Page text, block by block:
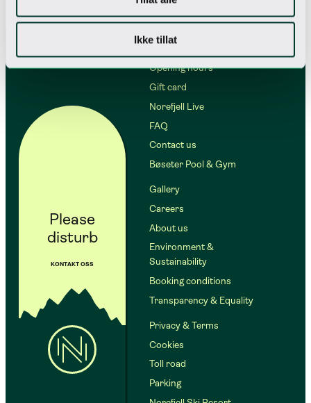
Ikke tillat
Please
disturb
KONTAKT OSS
Opening hours
Gift card
Norefjell Live
FAQ
Contact us
Bøseter Pool & Gym
Gallery
Careers
About us
Environment &
Sustainability
Booking conditions
Transparency & Equality
Privacy & Terms
Cookies
Toll road
Parking